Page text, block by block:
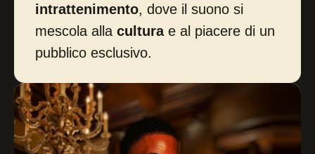
intrattenimento, dove il suono si
mescola alla culturae al piacere di un
pubblico esclusivo.